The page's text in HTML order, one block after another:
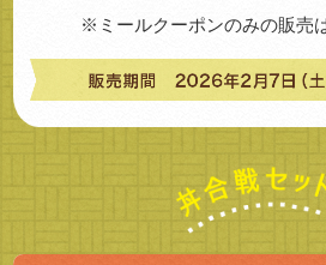
※ミールクーポンのみの販売